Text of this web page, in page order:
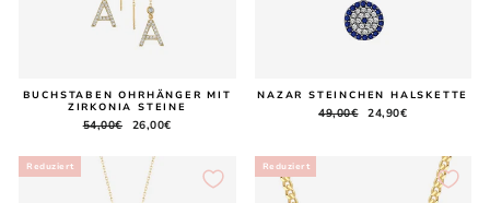
BUCHSTABEN OHRHÄNGER MIT
ZIRKONIA STEINE
Normaler
54,00€ Sonderpreis
26,00€
NAZAR STEINCHEN HALSKETTE
Normaler
49,00€ Sonderpreis
24,90€
Reduziert Reduziert